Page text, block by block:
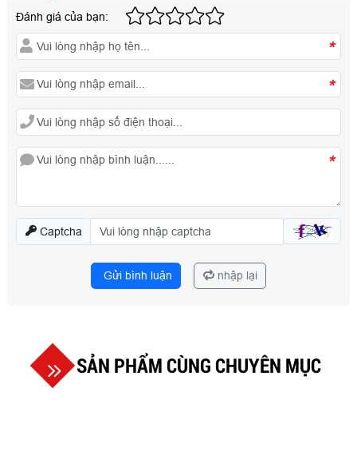
Đánh giá của bạn:
*
*
*
Captcha
Gửi bình luận nhập lại
SẢN PHẨM CÙNG CHUYÊN MỤC